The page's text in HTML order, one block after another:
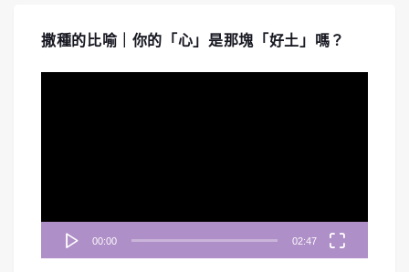
撒種的比喻｜你的「心」是那塊「好土」嗎？
00:00 02:47